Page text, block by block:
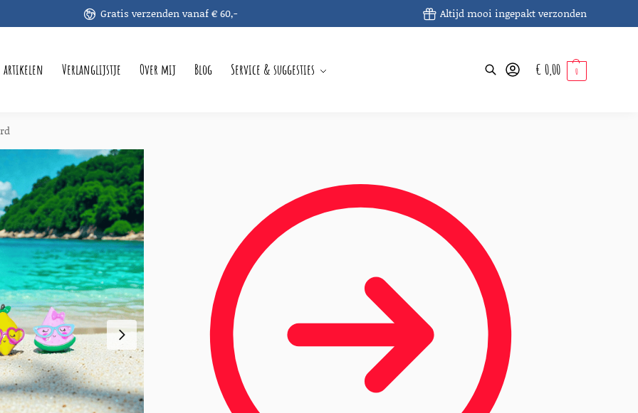
Gratis verzenden vanaf € 60,- Altijd mooi ingepakt verzonden
artikelen Verlanglijstje Over mij Blog Service & suggesties € 0,00 0